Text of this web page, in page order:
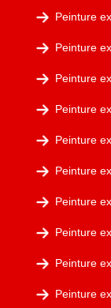
Peinture
Peinture
Peinture
Peinture
Peinture
Peinture
Peinture
Peinture
Peinture
Peinture